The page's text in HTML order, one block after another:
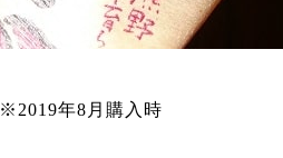
※2019年8月購入時